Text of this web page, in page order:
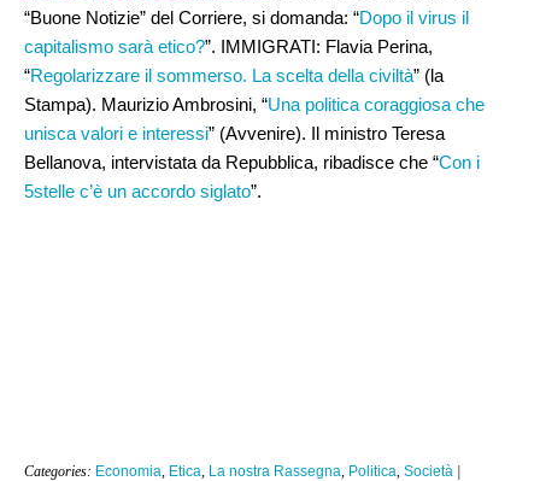
“Buone Notizie” del Corriere, si domanda: “Dopo il virus il
capitalismo sarà etico?”. IMMIGRATI: Flavia Perina,
“Regolarizzare il sommerso. La scelta della civiltà” (la
Stampa). Maurizio Ambrosini, “Una politica coraggiosa che
unisca valori e interessi” (Avvenire). Il ministro Teresa
Bellanova, intervistata da Repubblica, ribadisce che “Con i
5stelle c’è un accordo siglato”.
Categories: Economia Etica La nostra Rassegna Politica Società |